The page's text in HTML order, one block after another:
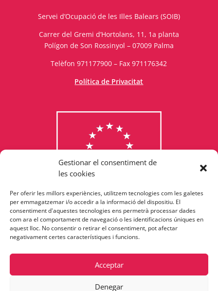
Gestionar el consentiment de
les cookies
Per oferir les millors experiències, utilitzem tecnologies com les galetes
per emmagatzemar i/o accedir a la informació del dispositiu. El
consentiment d'aquestes tecnologies ens permetrà processar dades
com ara el comportament de navegació o les identificacions úniques en
aquest lloc. No consentir o retirar el consentiment, pot afectar
negativament certes característiques i funcions.
Acceptar
Denegar
Consulta els programes
finançats per la Unió Europea
Servei d’Ocupació de les Illes Balears (SOIB)
Carrer del Gremi d’Hortolans, 11, 1a planta
Polígon de Son Rossinyol – 07009 Palma
Telèfon 971177900 – Fax 971176342
Política de Privacitat